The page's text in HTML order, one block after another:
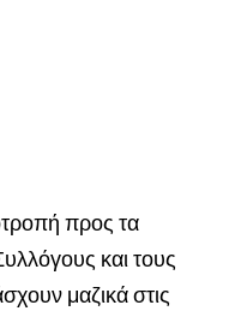
προς τα
και τους
μαζικά στις